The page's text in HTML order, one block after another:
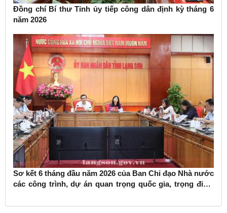
Đồng chí Bí thư Tỉnh ủy tiếp công dân định kỳ tháng 6
năm 2026
Sơ kết 6 tháng đầu năm 2026 của Ban Chỉ đạo Nhà nước
các công trình, dự án quan trọng quốc gia, trọng điểm